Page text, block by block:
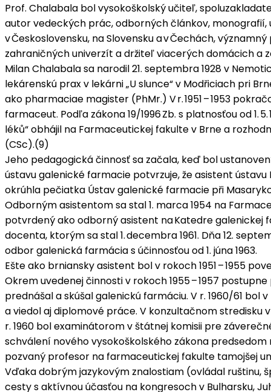
Prof. Chalabala bol vysokoškolský učiteľ,
autor vedeckých prác, odborných článkov,
v Československu, na Slovensku a v Čechách,
zahraničných univerzít a držiteľ viacerých domácich a
Milan Chalabala sa narodil 21. septembra 1928 v
lekárenskú prax v lekárni „U slunce“ v Modřiciach pri
ako pharmaciae magister (PhMr.) V r. 1951 – 1953
farmaceut. Podľa zákona 19/1996 Zb. s platnosťou od
léků“ obhájil na Farmaceutickej fakulte v Brne a
(CSc).(9)
Jeho pedagogická činnosť sa začala, keď bol
ústavu galenické farmacie potvrzuje, že asistent ústavu
okrúhla pečiatka Ústav galenické farmacie při
Odborným asistentom sa stal 1. marca 1954 na
potvrdený ako odborný asistent na Katedre galenickej
docenta, ktorým sa stal 1. decembra 1961. Dňa 12.
odbor galenická farmácia s účinnosťou od 1. júna 1963.
Ešte ako brniansky asistent bol v rokoch 1951 – 1955
Okrem uvedenej činnosti v rokoch 1955 – 1957
prednášal a skúšal galenickú farmáciu. V r. 1960/61
a viedol aj diplomové práce. V konzultačnom
r. 1960 bol examinátorom v štátnej komisii pre
schválení nového vysokoškolského zákona predsedom
pozvaný profesor na farmaceutickej fakulte tamojšej
Vďaka dobrým jazykovým znalostiam (ovládal ruštinu,
cesty s aktívnou účasťou na kongresoch v Bulharsku,